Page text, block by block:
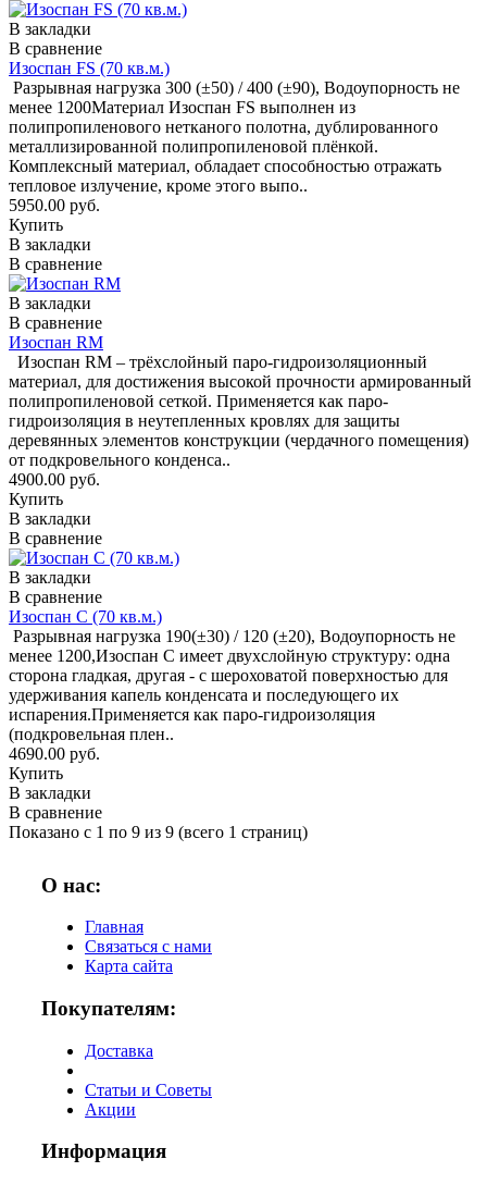
В закладки
В сравнение
Изоспан FS (70 кв.м.)
Разрывная нагрузка 300 (±50) / 400 (±90), Водоупорность не
менее 1200Материал Изоспан FS выполнен из
полипропиленового нетканого полотна, дублированного
металлизированной полипропиленовой плёнкой.
Комплексный материал, обладает способностью отражать
тепловое излучение, кроме этого выпо..
5950.00 руб.
Купить
В закладки
В сравнение
В закладки
В сравнение
Изоспан RM
Изоспан RМ – трёхслойный паро-гидроизоляционный
материал, для достижения высокой прочности армированный
полипропиленовой сеткой. Применяется как паро-
гидроизоляция в неутепленных кровлях для защиты
деревянных элементов конструкции (чердачного помещения)
от подкровельного конденса..
4900.00 руб.
Купить
В закладки
В сравнение
В закладки
В сравнение
Изоспан С (70 кв.м.)
Разрывная нагрузка 190(±30) / 120 (±20), Водоупорность не
менее 1200,Изоспан С имеет двухслойную структуру: одна
сторона гладкая, другая - с шероховатой поверхностью для
удерживания капель конденсата и последующего их
испарения.Применяется как паро-гидроизоляция
(подкровельная плен..
4690.00 руб.
Купить
В закладки
В сравнение
Показано с 1 по 9 из 9 (всего 1 страниц)
О нас:
Главная
Связаться с нами
Карта сайта
Покупателям:
Доставка
Статьи и Советы
Акции
Информация